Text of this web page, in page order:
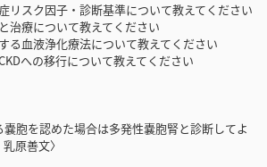
ク因子・診断基準について教えてください
について教えてください
液浄化療法について教えてください
の移行について教えてください
胞を認めた場合は多発性嚢胞腎と診断してよ
原善文〉